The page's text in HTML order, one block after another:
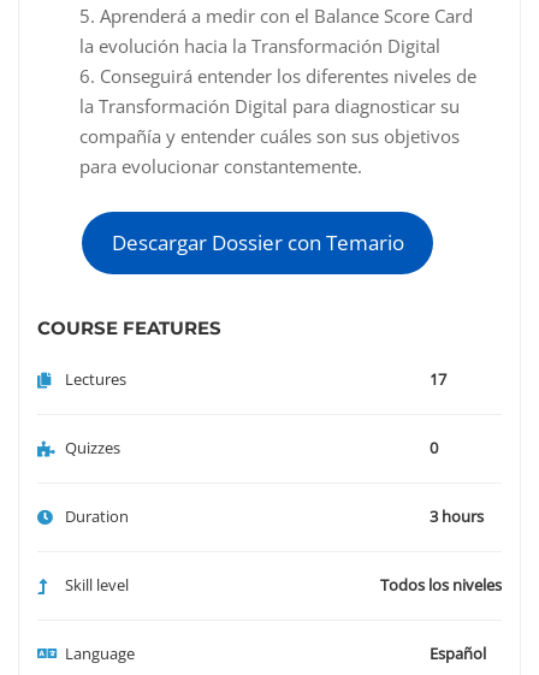
Aprenderá a medir con el Balance Score Card
la evolución hacia la Transformación Digital
Conseguirá entender los diferentes niveles de
la Transformación Digital para diagnosticar su
compañía y entender cuáles son sus objetivos
para evolucionar constantemente.
Descargar Dossier con Temario
COURSE FEATURES
Lectures 17
Quizzes 0
Duration 3 hours
Skill level Todos los niveles
Language Español